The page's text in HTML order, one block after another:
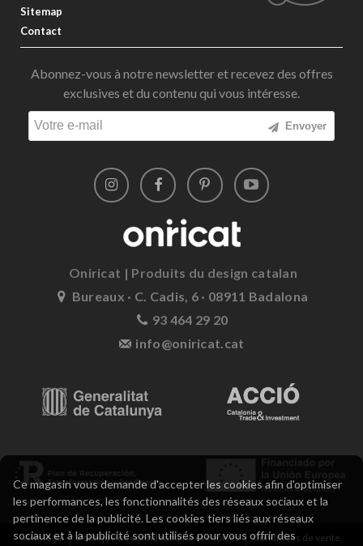
Sitemap
Contact
Abonnez-vous à notre newsletter et recevez des offres
exclusives et du contenu qui vous intéresse.
Envoyer
Oniricat | Produits du design catalan
Bureaux · C. Cadis, 6 · 08911 Badalona
93 464 29 20
info@oniricat.cat
Avis légal Politique de confidentialité et cookies Conditions de vente
Ce magasin vous demande d'accepter les cookies afin d'optimiser
les performances, les fonctionnalités des réseaux sociaux et la
pertinence de la publicité. Les cookies tiers liés aux réseaux
sociaux et à la publicité sont utilisés pour vous offrir des